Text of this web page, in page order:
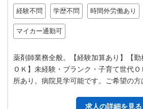
経験不問 学歴不問 時間外労働あり
マイカー通勤可
薬剤師業務全般。【経験加算あり】【
ＯＫ】未経験・ブランク・子育て世代
所あり。病院見学可能です。ご希望の方
求人の詳細を見る